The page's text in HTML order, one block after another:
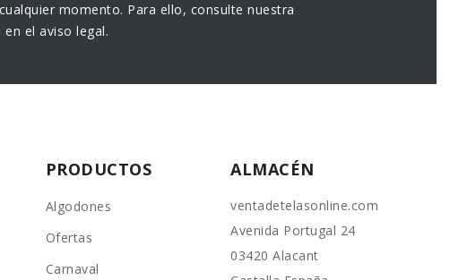
momento. Para ello, consulte nuestra
el aviso legal.
PRODUCTOS
Algodones
Ofertas
Carnaval
ALMACÉN
ventadetelasonline.com
Avenida Portugal 24
03420 Alacant